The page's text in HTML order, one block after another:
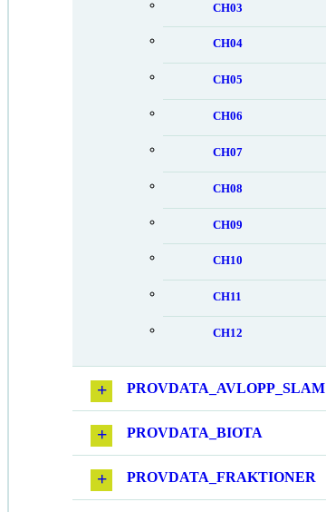
CH03
CH04
CH05
CH06
CH07
CH08
CH09
CH10
CH11
CH12
PROVDATA_AVLOPP_SLAM
PROVDATA_BIOTA
PROVDATA_FRAKTIONER